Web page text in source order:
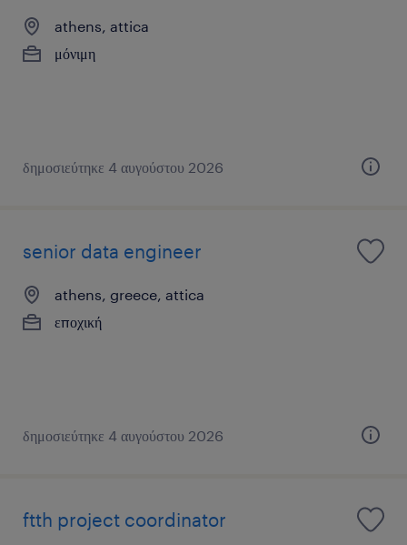
athens, attica
μόνιμη
δημοσιεύτηκε 4 αυγούστου 2026
senior data engineer
athens, greece, attica
εποχική
δημοσιεύτηκε 4 αυγούστου 2026
ftth project coordinator